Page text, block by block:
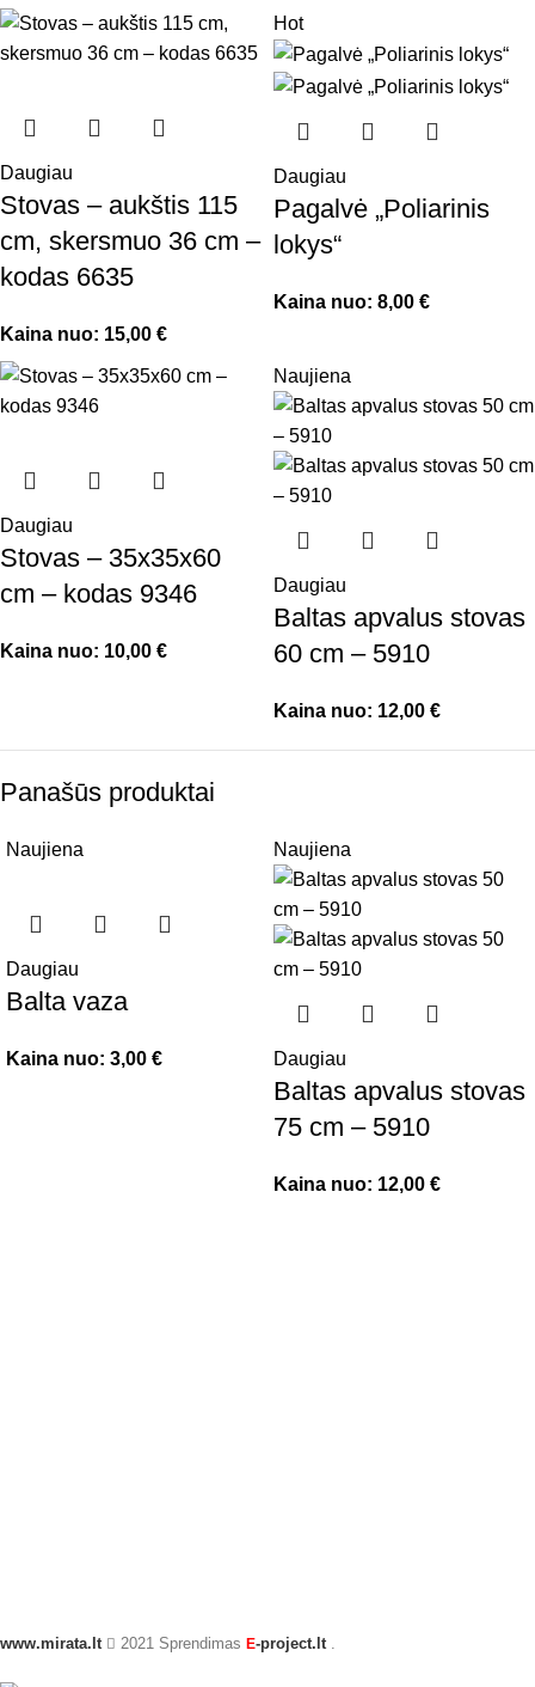
Daugiau
Stovas – aukštis 115
cm, skersmuo 36 cm –
kodas 6635
Kaina nuo: 15,00 €
Hot
Daugiau
Pagalvė „Poliarinis
lokys“
Kaina nuo: 8,00 €
Daugiau
Stovas – 35x35x60
cm – kodas 9346
Kaina nuo: 10,00 €
Naujiena
Daugiau
Baltas apvalus stovas
60 cm – 5910
Kaina nuo: 12,00 €
Panašūs produktai
Naujiena
Daugiau
Balta vaza
Kaina nuo: 3,00 €
Naujiena
Daugiau
Baltas apvalus stovas
75 cm – 5910
Kaina nuo: 12,00 €
www.mirata.lt 2021 Sprendimas E-project.lt .